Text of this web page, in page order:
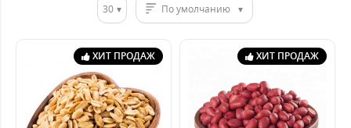
30 По умолчанию
ХИТ ПРОДАЖ ХИТ ПРОДАЖ